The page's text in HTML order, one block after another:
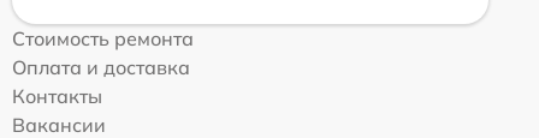
Стоимость ремонта
Оплата и доставка
Контакты
Вакансии